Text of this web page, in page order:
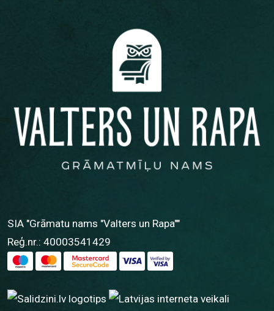
SIA "Grāmatu nams "Valters un Rapa""
Reģ.nr.: 40003541429